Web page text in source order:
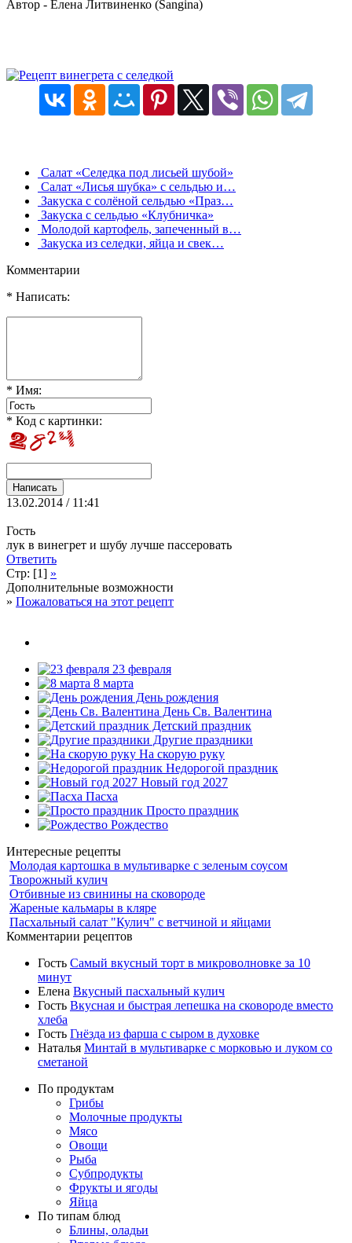
Автор - Елена Литвиненко (Sangina)
Салат «Селедка под лисьей шубой»
Салат «Лисья шубка» с сельдью и…
Закуска с солёной сельдью «Праз…
Закуска с сельдью «Клубничка»
Молодой картофель, запеченный в…
Закуска из селедки, яйца и свек…
Комментарии
* Написать:
* Имя:
* Код с картинки:
13.02.2014 / 11:41
Гость
лук в винегрет и шубу лучше пассеровать
Ответить
Стр: [1] »
Дополнительные возможности
» Пожаловаться на этот рецепт
23 февраля
8 марта
День рождения
День Св. Валентина
Детский праздник
Другие праздники
На скорую руку
Недорогой праздник
Новый год 2027
Пасха
Просто праздник
Рождество
Интересные рецепты
Молодая картошка в мультиварке с зеленым соусом
Творожный кулич
Отбивные из свинины на сковороде
Жареные кальмары в кляре
Пасхальный салат "Кулич" с ветчиной и яйцами
Комментарии рецептов
Гость Самый вкусный торт в микроволновке за 10
минут
Елена Вкусный пасхальный кулич
Гость Вкусная и быстрая лепешка на сковороде вместо
хлеба
Гость Гнёзда из фарша с сыром в духовке
Наталья Минтай в мультиварке с морковью и луком со
сметаной
По продуктам
Грибы
Молочные продукты
Мясо
Овощи
Рыба
Субпродукты
Фрукты и ягоды
Яйца
По типам блюд
Блины, оладьи